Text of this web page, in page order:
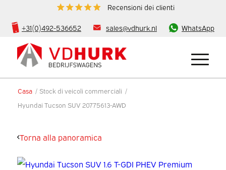
Recensioni dei clienti
+31(0)492-536652 sales@vdhurk.nl WhatsApp
Casa / Stock di veicoli commerciali /
Hyundai Tucson SUV 20775613-AWD
Torna alla panoramica